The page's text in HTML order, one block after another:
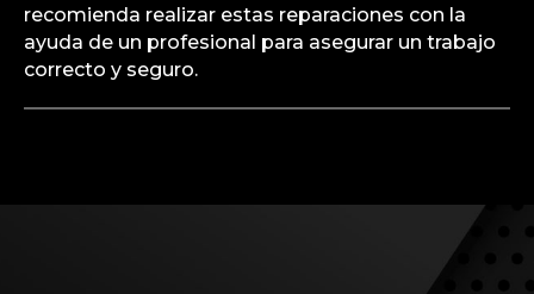
recomienda realizar estas reparaciones con la
ayuda de un profesional para asegurar un trabajo
correcto y seguro.